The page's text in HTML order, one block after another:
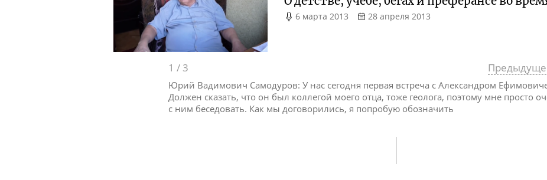
6 марта 2013 28 апреля 2013
1 / 3
Юрий Вадимович Самодуров: У нас сегодня первая встреча с Александром
Должен сказать, что он был коллегой моего отца, тоже геолога, поэтому мне просто
с ним беседовать. Как мы договорились, я попробую обозначить